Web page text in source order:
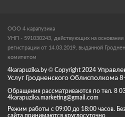
ООО 4 карапузика
УНП - 591030243, действующих на основании
регистрации от 14.03.2019, выданной
комитетом
4karapuzika.by © Copyright 2024
Услуг Гродненского Облисполкома
Обращения рассматриваются по тел. 8
4karapuzika.marketing@gmail.com
Режим работы с 09:00 до 18:00 часов. Без
сайта принимаются круглосуточно